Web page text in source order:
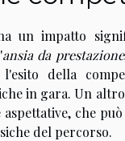
un impatto
ansia da prestazione
della
in gara. Un
che
del percorso.